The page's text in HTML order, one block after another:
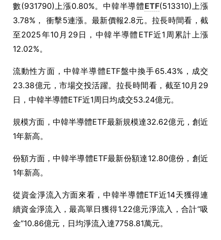
數(931790)上漲0.80%。中韓半導體ETF(513310)上漲
3.78% ， 衝擊5連漲。最新價報2.8元。拉長時間看，截
至2025年10 月 29 日，中韓半導體 ETF近1 周累計上漲
12.02%。
流動性方面，中韓半導體ETF盤中換手65.43% ，成交
23.38億元，市場交投活躍。拉長時間看，截至10月 29
日，中韓半導體ETF近1周日均成交53.24億元。
規模方面，中韓半導體ETF最新規模達32.62億元，創近
1年新高。
份額方面，中韓半導體ETF最新份額達12.80億份，創近
1年新高。
從資金淨流入方面來看，中韓半導體ETF近14天獲得連
續資金淨流入，最高單日獲得1.22億元淨流入，合計“吸
金”10.86億元，日均淨流入達7758.81萬元。